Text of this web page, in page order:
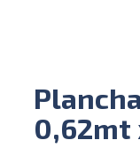
0,62mt